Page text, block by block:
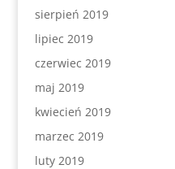
sierpień 2019
lipiec 2019
czerwiec 2019
maj 2019
kwiecień 2019
marzec 2019
luty 2019